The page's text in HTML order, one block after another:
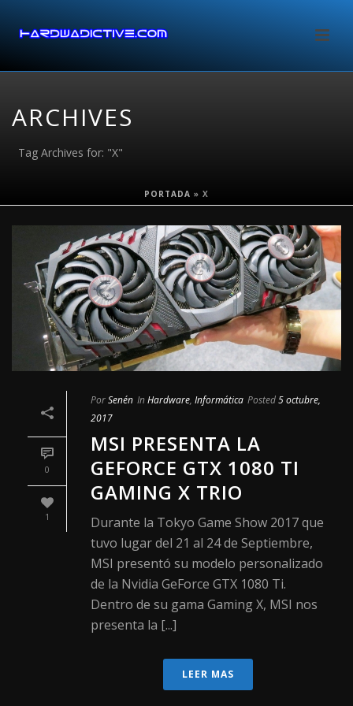
ARCHIVES
Tag Archives for: "X"
PORTADA » X
0
1
PorSenén InHardware, Informática Posted5 octubre,
2017
MSI PRESENTA LA
GEFORCE GTX 1080 TI
GAMING X TRIO
Durante la Tokyo Game Show 2017 que
tuvo lugar del 21 al 24 de Septiembre,
MSI presentó su modelo personalizado
de la Nvidia GeForce GTX 1080 Ti.
Dentro de su gama Gaming X, MSI nos
presenta la [...]
LEER MAS